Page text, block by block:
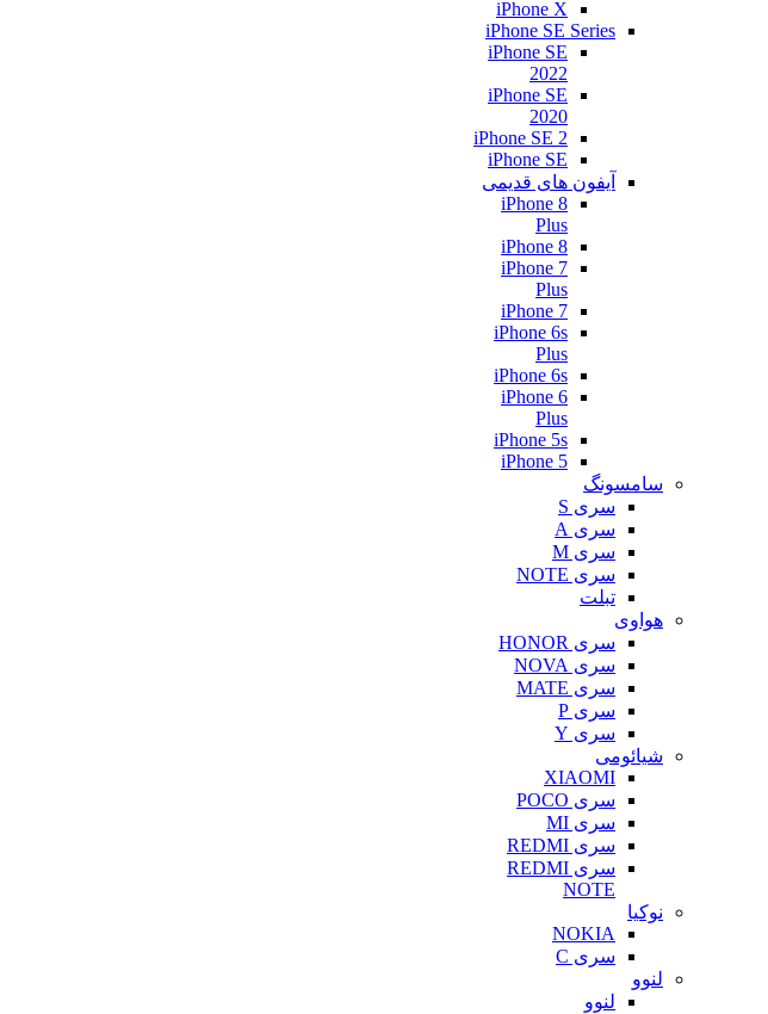
iPhone X
iPhone SE Series
iPhone SE
2022
iPhone SE
2020
iPhone SE 2
iPhone SE
آیفون های قدیمی
iPhone 8
Plus
iPhone 8
iPhone 7
Plus
iPhone 7
iPhone 6s
Plus
iPhone 6s
iPhone 6
Plus
iPhone 5s
iPhone 5
سامسونگ
سری S
سری A
سری M
سری NOTE
تبلت
هواوی
سری HONOR
سری NOVA
سری MATE
سری P
سری Y
شیائومی
XIAOMI
سری POCO
سری MI
سری REDMI
سری REDMI
NOTE
نوکیا
NOKIA
سری C
لنوو
لنوو